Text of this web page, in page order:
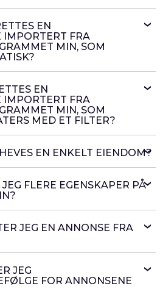
EN
IMPORTERT FRA
MIN, SOM
EN
IMPORTERT FRA
MIN, SOM
MED ET FILTER?
EN ENKELT EIENDOM?
FLERE EGENSKAPER PÅ
JEG EN ANNONSE FRA
JEG
FOR ANNONSENE